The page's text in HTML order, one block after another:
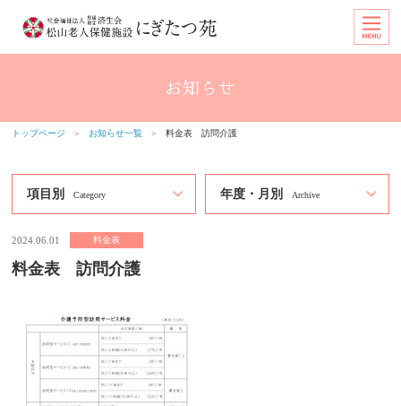
トップページ ＞ お知らせ一覧 ＞ 料金表 訪問介護
項目別 Category 年度・月別 Archive
2024.06.01 料金表
料金表 訪問介護